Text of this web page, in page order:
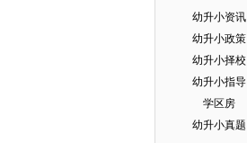
幼升小资讯
幼升小政策
幼升小择校
幼升小指导
学区房
幼升小真题